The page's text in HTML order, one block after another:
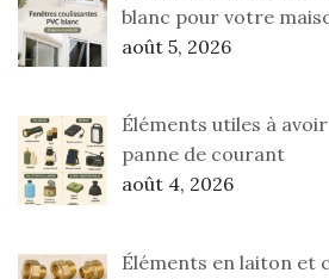
blanc pour votre
août 5, 2026
Éléments utiles à
panne de courant
août 4, 2026
Éléments en laiton et